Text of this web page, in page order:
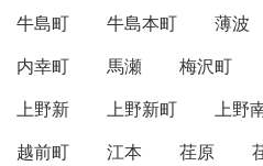
牛島町
牛島本町 薄波
内幸町
馬瀬 梅沢町
上野新
上野新町 上野
越前町
江本 荏原